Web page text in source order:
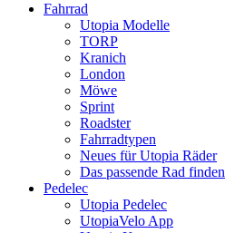
Fahrrad
Utopia Modelle
TORP
Kranich
London
Möwe
Sprint
Roadster
Fahrradtypen
Neues für Utopia Räder
Das passende Rad finden
Pedelec
Utopia Pedelec
UtopiaVelo App